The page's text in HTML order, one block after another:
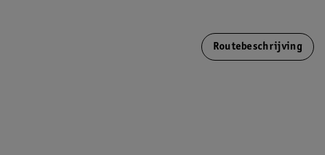
Routebeschrijving